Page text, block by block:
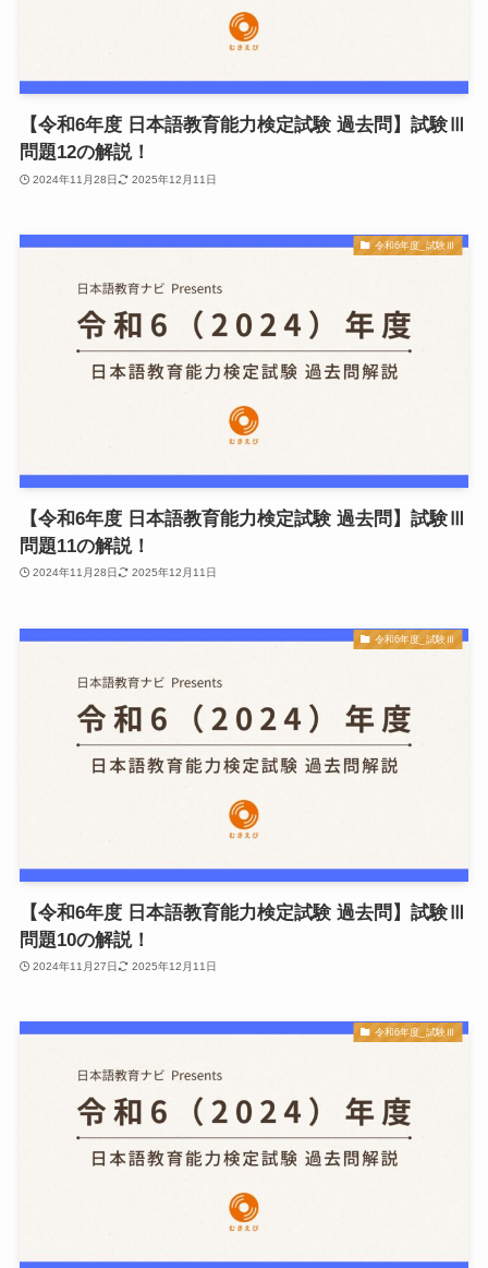
【令和6年度 日本語教育能力検定試験 過去問】試験Ⅲ
問題12の解説！
2024年11月28日 2025年12月11日
令和6年度_試験Ⅲ
【令和6年度 日本語教育能力検定試験 過去問】試験Ⅲ
問題11の解説！
2024年11月28日 2025年12月11日
令和6年度_試験Ⅲ
【令和6年度 日本語教育能力検定試験 過去問】試験Ⅲ
問題10の解説！
2024年11月27日 2025年12月11日
令和6年度_試験Ⅲ